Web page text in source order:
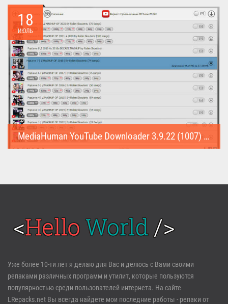
треки...
18
ИЮЛЬ
MediaHuman YouTube Downloader 3.9.22 (1007) (Repack & Portable)
Войти
Регистрация
Забыли пароль?
Уже более 10-ти лет я делаю для Вас и делюсь с Вами своими
репаками различных программ и утилит, которые пользуются
популярностью среди пользователей интернета. На сайте
LRepacks.net Вы всегда найдете мои последние работы - репаки от